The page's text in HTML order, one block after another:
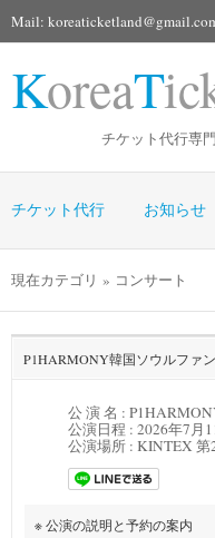
Mail:
KoreaT
チケット代行専
チケット代行 お知らせ
現在カテゴリ » コンサート
P1HARMONY韓国ソウルファ
公 演 名 :
公演日程 : 2026年7月
公演場所 : KINTEX 第
※ 公演の説明と予約の案内